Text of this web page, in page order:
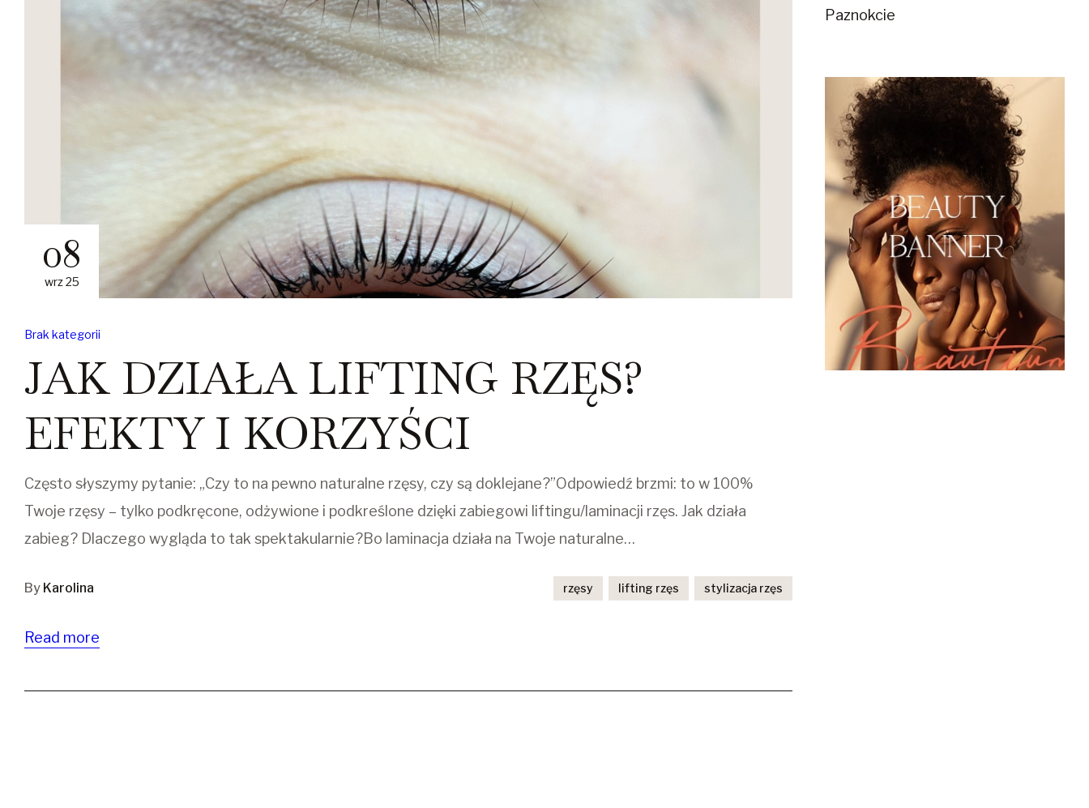
08
wrz 25
Brak kategorii
JAK DZIAŁA LIFTING RZĘS?
EFEKTY I KORZYŚCI
Często słyszymy pytanie: „Czy to na pewno naturalne rzęsy, czy są doklejane?”Odpowiedź brzmi: to w 100%
Twoje rzęsy – tylko podkręcone, odżywione i podkreślone dzięki zabiegowi liftingu/laminacji rzęs. Jak działa
zabieg? Dlaczego wygląda to tak spektakularnie?Bo laminacja działa na Twoje naturalne…
By Karolina rzęsy lifting rzęs stylizacja rzęs
Read more
Paznokcie